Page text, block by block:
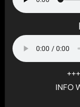
INFO